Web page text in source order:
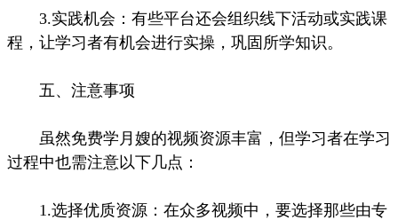
3.实践机会：有些平台还会组织线下活动或实践课
程，让学习者有机会进行实操，巩固所学知识。
五、注意事项
虽然免费学月嫂的视频资源丰富，但学习者在学习
过程中也需注意以下几点：
1.选择优质资源：在众多视频中，要选择那些由专